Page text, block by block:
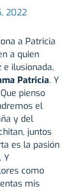
2022
a Patricia
a quien
ilusionada,
Patricia. Y
pienso
el
y del
juntos
es la pasión
Y
como
mis